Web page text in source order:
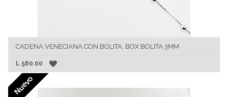
CADENA VENECIANA CON BOLITA, BOX BOLITA 3MM
L 560.00
Nuevo